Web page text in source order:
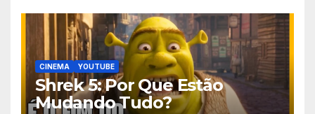
CINEMA YOUTUBE
Shrek 5: Por Que Estão
Mudando Tudo?